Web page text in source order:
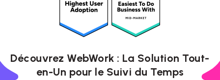
Découvrez WebWork : La Solution Tout-
en-Un pour le Suivi du Temps